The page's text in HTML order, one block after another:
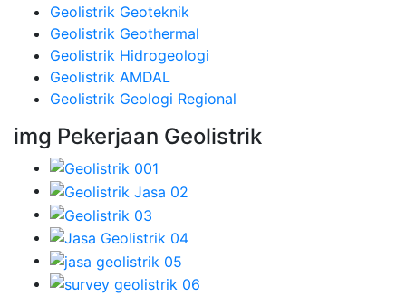
Geolistrik Geoteknik
Geolistrik Geothermal
Geolistrik Hidrogeologi
Geolistrik AMDAL
Geolistrik Geologi Regional
img Pekerjaan Geolistrik